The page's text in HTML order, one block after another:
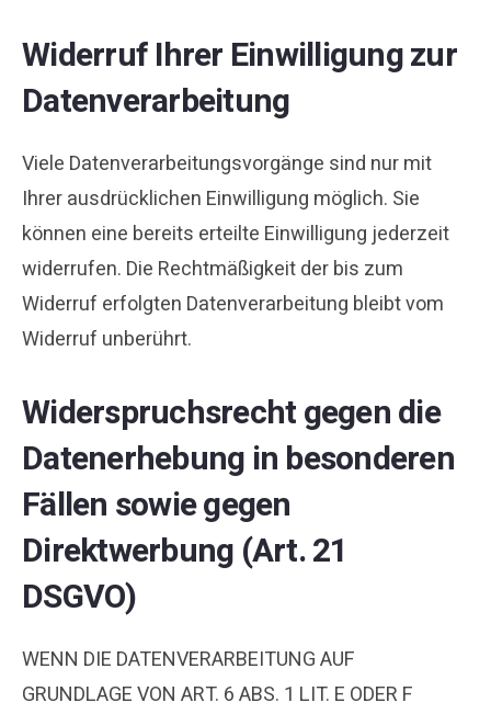
Widerruf Ihrer Einwilligung zur
Datenverarbeitung
Viele Datenverarbeitungsvorgänge sind nur mit
Ihrer ausdrücklichen Einwilligung möglich. Sie
können eine bereits erteilte Einwilligung jederzeit
widerrufen. Die Rechtmäßigkeit der bis zum
Widerruf erfolgten Datenverarbeitung bleibt vom
Widerruf unberührt.
Widerspruchsrecht gegen die
Datenerhebung in besonderen
Fällen sowie gegen
Direktwerbung (Art. 21
DSGVO)
WENN DIE DATENVERARBEITUNG AUF
GRUNDLAGE VON ART. 6 ABS. 1 LIT. E ODER F